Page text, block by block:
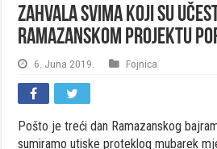
ZAHVALA svima koji su
ramazanskom projektu
6. Juna 2019. Fojnica
Pošto je treći dan Ramazanskog
sumiramo utiske proteklog mubarek